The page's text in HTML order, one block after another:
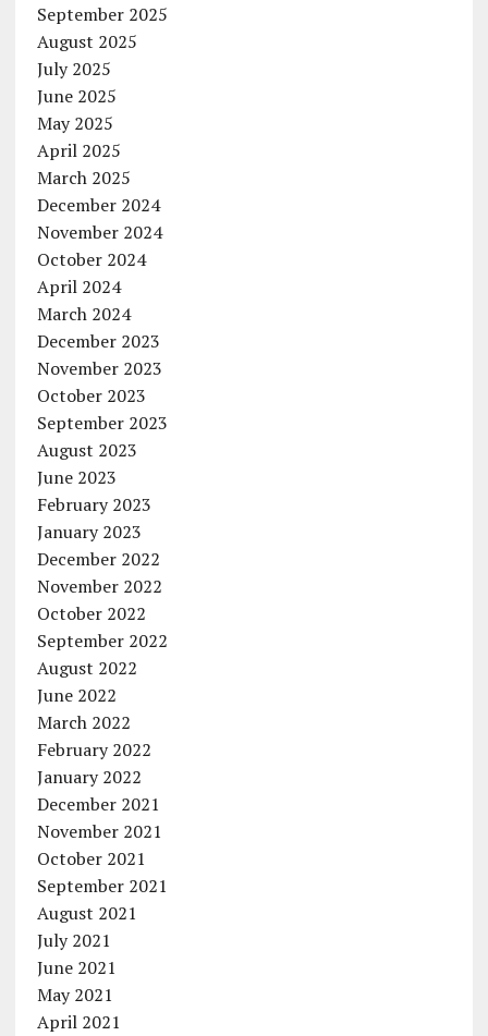
September 2025
August 2025
July 2025
June 2025
May 2025
April 2025
March 2025
December 2024
November 2024
October 2024
April 2024
March 2024
December 2023
November 2023
October 2023
September 2023
August 2023
June 2023
February 2023
January 2023
December 2022
November 2022
October 2022
September 2022
August 2022
June 2022
March 2022
February 2022
January 2022
December 2021
November 2021
October 2021
September 2021
August 2021
July 2021
June 2021
May 2021
April 2021